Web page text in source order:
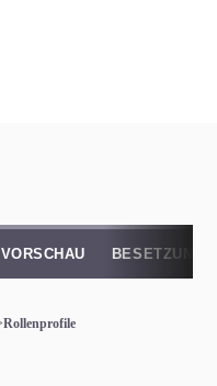
VORSCHAU BESETZUNG
Rollenprofile